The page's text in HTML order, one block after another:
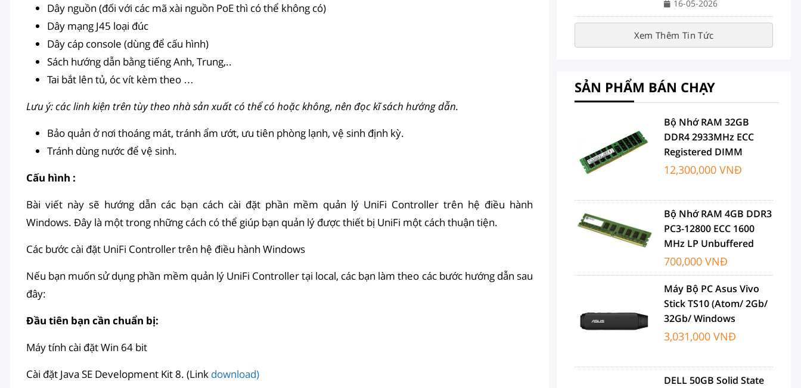
Dây nguồn (đối với các mã xài nguồn PoE thì có thể không có)
Dây mạng J45 loại đúc
Dây cáp console (dùng để cấu hình)
Sách hướng dẫn bằng tiếng Anh, Trung,..
Tai bắt lên tủ, óc vít kèm theo …
Lưu ý: các linh kiện trên tùy theo nhà sản xuất có thể có hoặc không, nên đọc kĩ sách hướng dẫn.
Bảo quản ở nơi thoáng mát, tránh ẩm ướt, ưu tiên phòng lạnh, vệ sinh định kỳ.
Tránh dùng nước để vệ sinh.
Cấu hình :
Bài viết này sẽ hướng dẫn các bạn cách cài đặt phần mềm quản lý UniFi Controller trên hệ điều hành
Windows. Đây là một trong những cách có thể giúp bạn quản lý được thiết bị UniFi một cách thuận tiện.
Các bước cài đặt UniFi Controller trên hệ điều hành Windows
Nếu bạn muốn sử dụng phần mềm quản lý UniFi Controller tại local, các bạn làm theo các bước hướng dẫn sau
đây:
Đầu tiên bạn cần chuẩn bị:
Máy tính cài đặt Win 64 bit
Cài đặt Java SE Development Kit 8. (Link download)
16-05-2026
Xem Thêm Tin Tức
SẢN PHẨM BÁN CHẠY
Bộ Nhớ RAM 32GB
DDR4 2933MHz ECC
Registered DIMM
12,300,000 VNĐ
Bộ Nhớ RAM 4GB DDR3
PC3-12800 ECC 1600
MHz LP Unbuffered
700,000 VNĐ
Máy Bộ PC Asus Vivo
Stick TS10 (Atom/ 2Gb/
32Gb/ Windows
3,031,000 VNĐ
DELL 50GB Solid State